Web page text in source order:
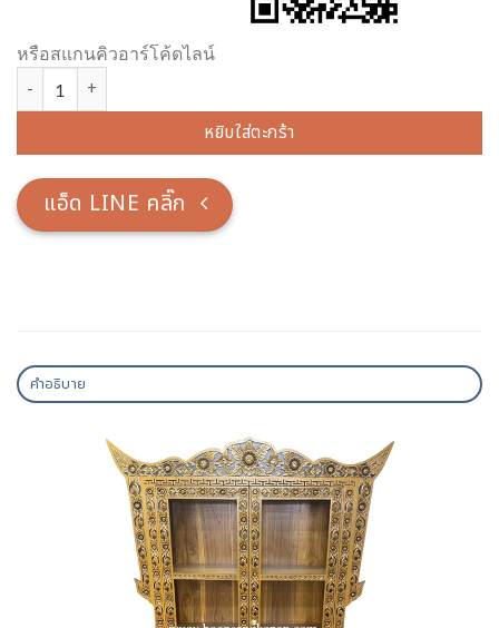
หรือสแกนคิวอาร์โค้ดไลน์
หยิบใส่ตะกร้า
แอ็ด LINE คลิ๊ก
คำอธิบาย